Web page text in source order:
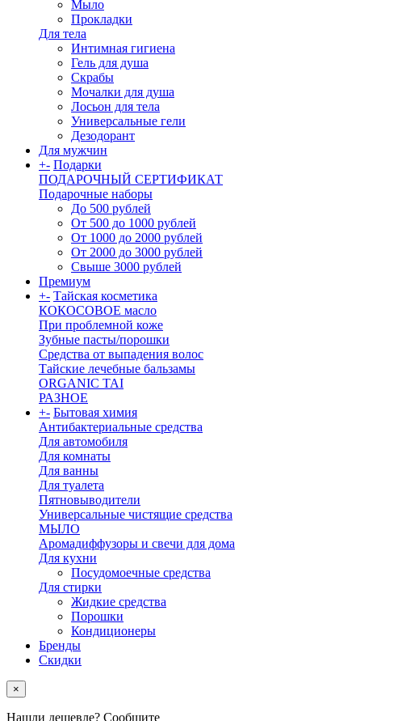
Мыло
Прокладки
Для тела
Интимная гигиена
Гель для душа
Скрабы
Мочалки для душа
Лосьон для тела
Универсальные гели
Дезодорант
Для мужчин
+- Подарки
ПОДАРОЧНЫЙ СЕРТИФИКАТ
Подарочные наборы
До 500 рублей
От 500 до 1000 рублей
От 1000 до 2000 рублей
От 2000 до 3000 рублей
Свыше 3000 рублей
Премиум
+- Тайская косметика
КОКОСОВОЕ масло
При проблемной коже
Зубные пасты/порошки
Средства от выпадения волос
Тайские лечебные бальзамы
ORGANIC TAI
РАЗНОЕ
+- Бытовая химия
Антибактериальные средства
Для автомобиля
Для комнаты
Для ванны
Для туалета
Пятновыводители
Универсальные чистящие средства
МЫЛО
Аромадиффузоры и свечи для дома
Для кухни
Посудомоечные средства
Для стирки
Жидкие средства
Порошки
Кондиционеры
Бренды
Скидки
×
Нашли дешевле? Сообщите